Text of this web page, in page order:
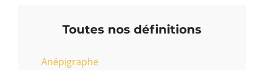
Toutes nos définitions
Anépigraphe